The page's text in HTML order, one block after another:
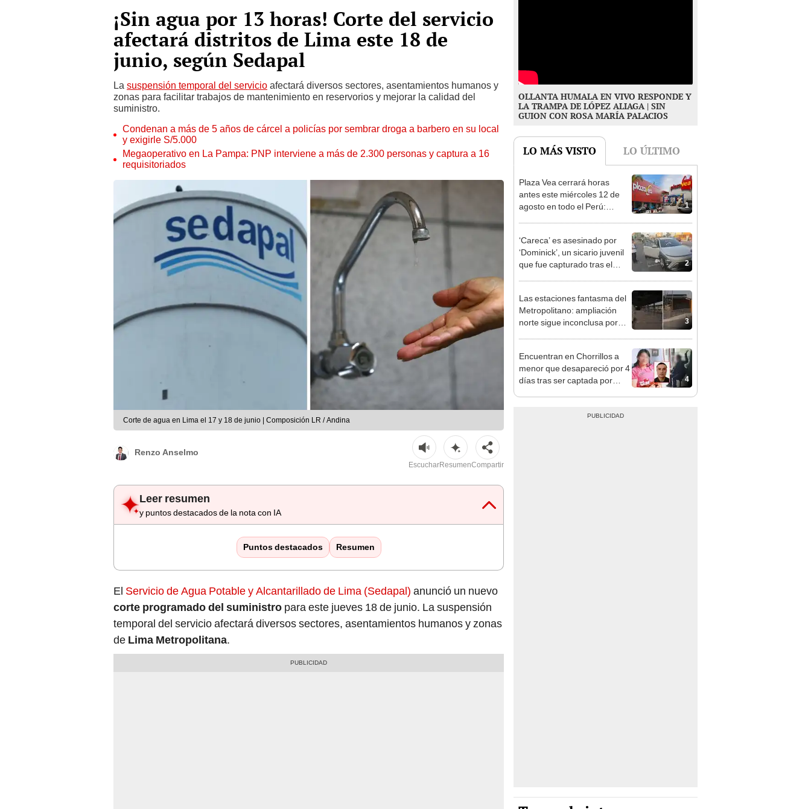
¡Sin agua por 13 horas! Corte del servicio
afectará distritos de Lima este 18 de
junio, según Sedapal
La suspensión temporal del servicio afectará diversos sectores, asentamientos humanos y
zonas para facilitar trabajos de mantenimiento en reservorios y mejorar la calidad del
suministro.
Condenan a más de 5 años de cárcel a policías por sembrar droga a barbero en su local
y exigirle S/5.000
Megaoperativo en La Pampa: PNP interviene a más de 2.300 personas y captura a 16
requisitoriados
Corte de agua en Lima el 17 y 18 de junio | Composición LR / Andina
Renzo Anselmo
EscucharResumenCompartir
Leer resumen
y puntos destacados de la nota con IA
Puntos destacados Resumen
El Servicio de Agua Potable y Alcantarillado de Lima (Sedapal) anunció un nuevo
corte programado del suministro para este jueves 18 de junio. La suspensión
temporal del servicio afectará diversos sectores, asentamientos humanos y zonas
de Lima Metropolitana.
OLLANTA HUMALA EN VIVO RESPONDE Y
LA TRAMPA DE LÓPEZ ALIAGA | SIN
GUION CON ROSA MARÍA PALACIOS
LO MÁS VISTO LO ÚLTIMO
1
Plaza Vea cerrará horas
antes este miércoles 12 de
agosto en todo el Perú:
2
‘Careca’ es asesinado por
‘Dominick’, un sicario juvenil
que fue capturado tras el
3
Las estaciones fantasma del
Metropolitano: ampliación
norte sigue inconclusa por
4
Encuentran en Chorrillos a
menor que desapareció por 4
días tras ser captada por